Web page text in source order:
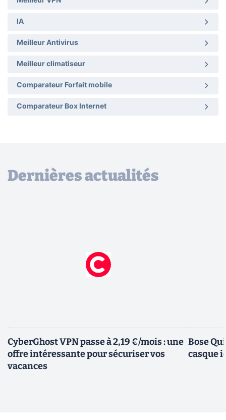
IA
Meilleur Antivirus
Meilleur climatiseur
Comparateur Forfait mobile
Comparateur Box Internet
Dernières actualités
CyberGhost VPN passe à 2,19 €/mois : une
offre intéressante pour sécuriser vos
vacances
Bose
casque